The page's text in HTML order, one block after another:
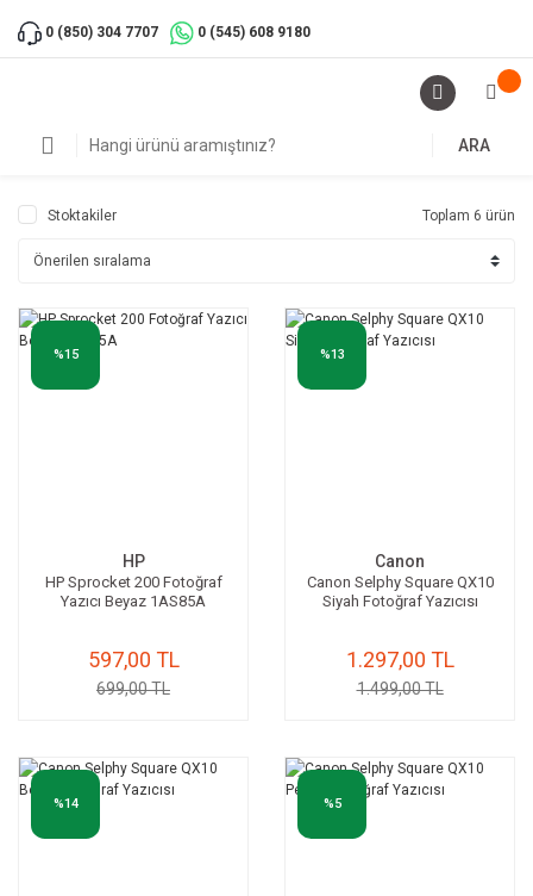
0 (850) 304 7707 0 (545) 608 9180
ARA
Stoktakiler Toplam 6 ürün
%15
HP
HP Sprocket 200 Fotoğraf
Yazıcı Beyaz 1AS85A
597,00 TL
699,00 TL
%13
Canon
Canon Selphy Square QX10
Siyah Fotoğraf Yazıcısı
1.297,00 TL
1.499,00 TL
%14 %5